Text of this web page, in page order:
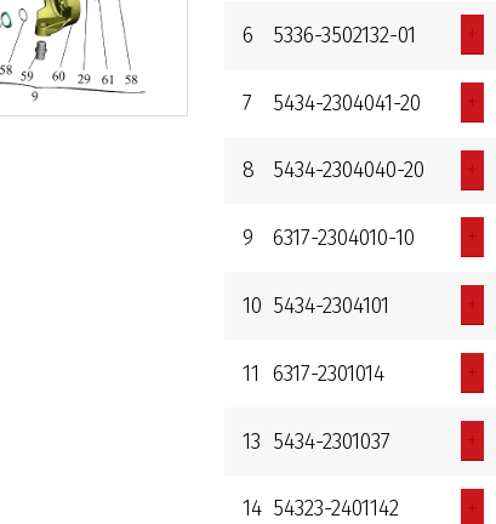
6 5336-3502132-01 +
7 5434-2304041-20 +
8 5434-2304040-20 +
9 6317-2304010-10 +
10 5434-2304101 +
11 6317-2301014 +
13 5434-2301037 +
14 54323-2401142 +